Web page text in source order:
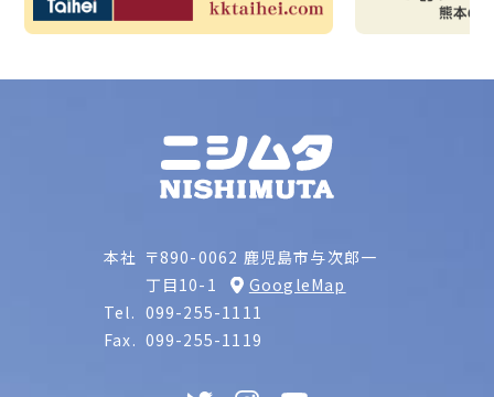
本社 〒890-0062 鹿児島市与次郎一
丁目10-1
GoogleMap
Tel. 099-255-1111
Fax. 099-255-1119